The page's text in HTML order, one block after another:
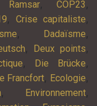
, COP23 ,
, Crise capitaliste,
, Dadaïsme,
, Deux points,
, Die Brücke,
Francfort, Ecologie,
, Environnement,